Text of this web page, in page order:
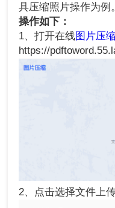
具压缩照片操作为例。
操作如下：
1、打开在线图片压
https://
2、点击选择文件上